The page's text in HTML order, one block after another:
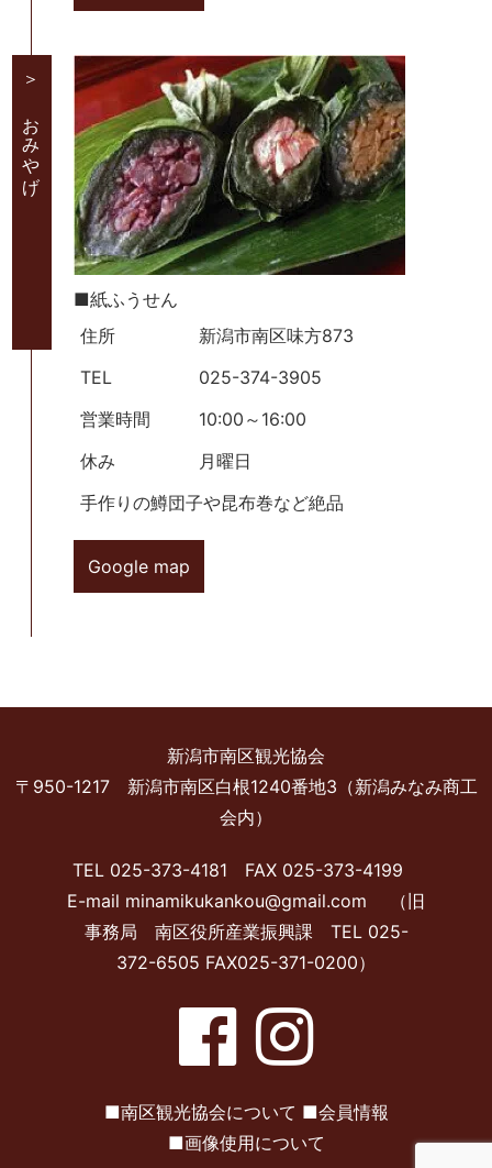
＞ おみやげ
■紙ふうせん
住所
新潟市南区味方873
TEL
025-374-3905
営業時間
10:00～16:00
休み
月曜日
手作りの鱒団子や昆布巻など絶品
Google map
新潟市南区観光協会
〒950-1217 新潟市南区白根1240番地3（新潟みなみ商工
会内）
TEL 025-373-4181 FAX 025-373-4199
E-mail minamikukankou@gmail.com （旧
事務局 南区役所産業振興課 TEL 025-
372-6505 FAX025-371-0200）
■南区観光協会について ■会員情報
■画像使用について